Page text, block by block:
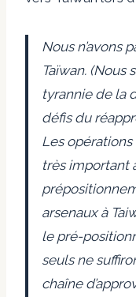
Nous n’avons
Taïwan. (Nous
tyrannie de la
défis du
Les
très important
arsenaux à
le pré-
seuls ne
chaîne